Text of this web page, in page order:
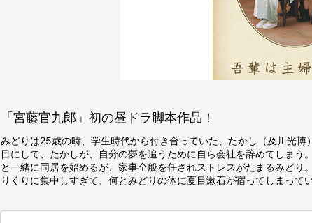
「宮藤官九郎」初の昼ドラ脚本作品！
みどりは25歳の時、学生時代から付き合っていた、たかし（及川光
目にして、たかしが、自分の夢を追うために自ら会社を辞めてしまう
と一緒に同居を始めるが、家事全般を任されストレスがたまるみど
りくりに集中しすぎて、何とみどりの体に夏目漱石が宿ってしまって